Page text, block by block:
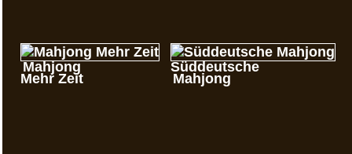
Mahjong
Mehr Zeit
Süddeutsche
Mahjong